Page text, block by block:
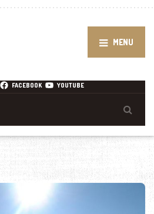
MENU
FACEBOOK YOUTUBE